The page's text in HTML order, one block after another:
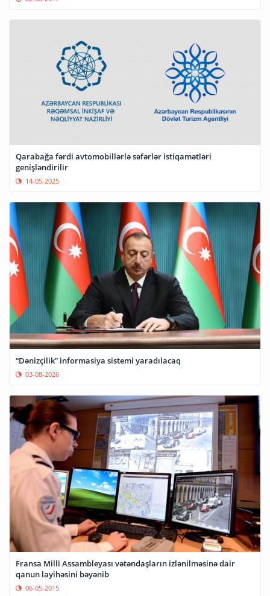
Qarabağa fərdi avtomobillərlə səfərlər istiqamətləri
genişləndirilir
14-05-2025
“Dənizçilik” informasiya sistemi yaradılacaq
03-08-2026
Fransa Milli Assambleyası vətəndaşların izlənilməsinə dair
qanun layihəsini bəyənib
06-05-2015